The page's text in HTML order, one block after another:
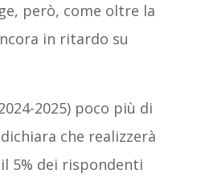
però, come oltre la
in ritardo su
2025) poco più di
che realizzerà
5% dei rispondenti